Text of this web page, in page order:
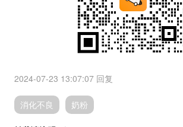
2024-07-23 13:07:07 回复
消化不良 奶粉